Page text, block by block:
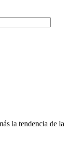
la tendencia de la